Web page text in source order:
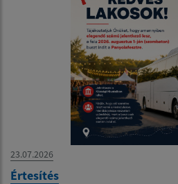
23.07.2026
Értesítés